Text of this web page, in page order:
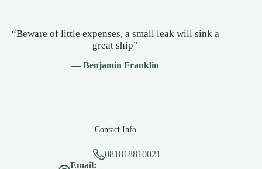
“Beware of little expenses, a small leak will sink a
great ship”
— Benjamin Franklin
Contact Info
081818810021
Email: